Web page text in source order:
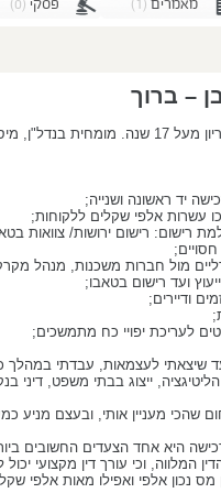
מאמרים (1) פסקי (0)
– ברוך
מיסוי מקרקעין, צוואות וירושות.
יד ראשונה ושנייה;
עשרות אלפי שקלים ללקוחות;
רישום: רישום ירושות/ צוואות
מול חברות משכנות, מנהל
ועד רישום בטאבו;
לעריכת יפויי כח מתמשכים;
ייצוג בבתי משפט, דיני
שהכי מעניין אותי, ובעצם מניע
היא אחד הצעדים החשובים
המלווה, וכי עורך דין מקצועי
מס נכון אלפי ואפילו מאות אלפי